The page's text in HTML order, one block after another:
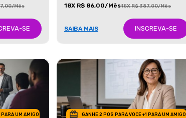
Mês
SE
18X R$ 86,00/Mês18X R$ 387,00/Mês
SAIBA MAIS INSCREVA-SE
UM AMIGO GANHE 2 POS PARA VOCE +1 PARA UM AMIGO